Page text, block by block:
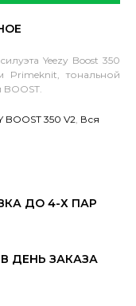
Yeezy Boost 350
Primeknit, тональной
BOOST 350 V2 Вся
ДО 4-Х ПАР
ДЕНЬ ЗАКАЗА